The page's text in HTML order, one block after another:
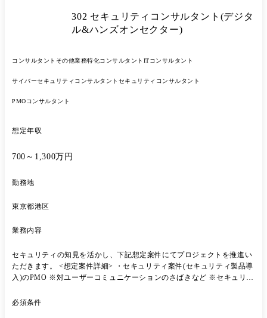
可視化ツール選定支援 ・機器故障問合せ業務効率化に伴う業務課題整
302 セキュリティコンサルタント(デジタ
ル&ハンズオンセクター)
コンサルタント その他業務特化コンサルタント ITコンサルタント
サイバーセキュリティコンサルタント セキュリティコンサルタント
PMOコンサルタント
想定年収
700～1,300万円
勤務地
東京都港区
業務内容
セキュリティの知見を活かし、下記想定案件にてプロジェクトを推進い
ただきます。 <想定案件詳細> ・セキュリティ案件(セキュリティ製品導
入)のPMO ※対ユーザーコミュニケーションのさばきなど ※セキュリテ
セキュリティガバナンス態勢構築に向けた、ITガバナンス部門での企
必須条件